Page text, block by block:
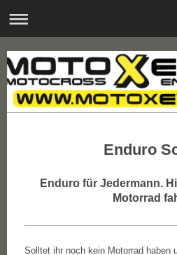
Enduro
Enduro für Jedermann.
Motorrad
Solltet ihr noch kein Motorrad haben